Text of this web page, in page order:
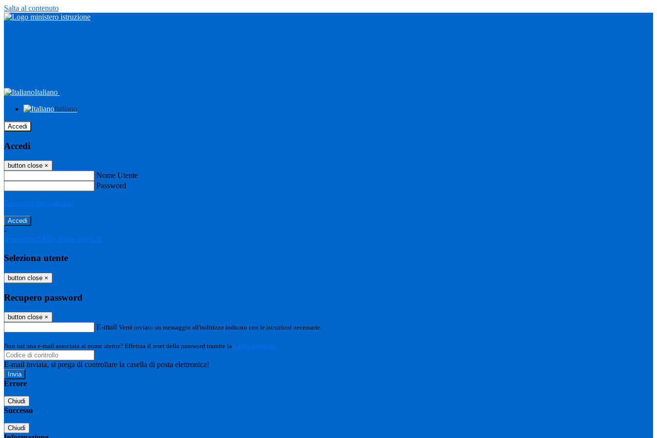
Salta al contenuto
Italiano
Italiano
Accedi
Accedi
button close ×
Nome Utente
Password
Password dimenticata?
-
Entra con SPID
Entra con CIE
Seleziona utente
button close ×
Recupero password
button close ×
E-mail Verrà inviato un messaggio all'indirizzo indicato con le istruzioni necessarie.
Non hai una e-mail associata al nome utente? Effettua il reset della password tramite la Login Spaggiari
E-mail inviata, si prega di controllare la casella di posta elettronica!
Errore
Chiudi
Successo
Chiudi